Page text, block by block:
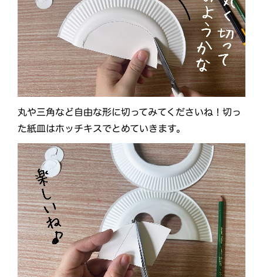
丸や三角など自由な形に切ってみてくださいね！切っ
た紙皿はホッチキスでとめていきます。